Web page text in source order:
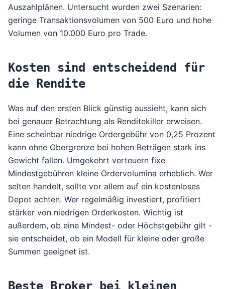
Auszahlplänen. Untersucht wurden zwei Szenarien:
geringe Transaktionsvolumen von 500 Euro und hohe
Volumen von 10.000 Euro pro Trade.
Kosten sind entscheidend für
die Rendite
Was auf den ersten Blick günstig aussieht, kann sich
bei genauer Betrachtung als Renditekiller erweisen.
Eine scheinbar niedrige Ordergebühr von 0,25 Prozent
kann ohne Obergrenze bei hohen Beträgen stark ins
Gewicht fallen. Umgekehrt verteuern fixe
Mindestgebühren kleine Ordervolumina erheblich. Wer
selten handelt, sollte vor allem auf ein kostenloses
Depot achten. Wer regelmäßig investiert, profitiert
stärker von niedrigen Orderkosten. Wichtig ist
außerdem, ob eine Mindest- oder Höchstgebühr gilt -
sie entscheidet, ob ein Modell für kleine oder große
Summen geeignet ist.
Beste Broker bei kleinen